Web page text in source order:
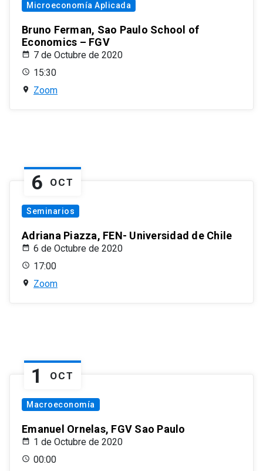
Microeconomía Aplicada
Bruno Ferman, Sao Paulo School of
Economics – FGV
7 de Octubre de 2020
15:30
Zoom
6 OCT
Seminarios
Adriana Piazza, FEN- Universidad de Chile
6 de Octubre de 2020
17:00
Zoom
1 OCT
Macroeconomía
Emanuel Ornelas, FGV Sao Paulo
1 de Octubre de 2020
00:00